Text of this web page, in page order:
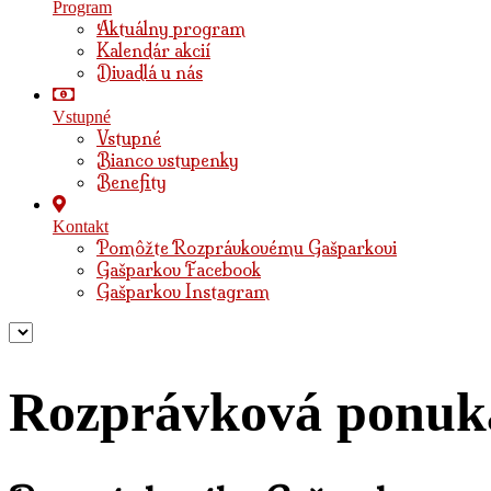
Program
Aktuálny program
Kalendár akcií
Divadlá u nás
Vstupné
Vstupné
Bianco vstupenky
Benefity
Kontakt
Pomôžte Rozprávkovému Gašparkovi
Gašparkov Facebook
Gašparkov Instagram
Rozprávková